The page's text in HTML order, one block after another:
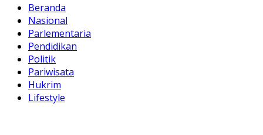
Beranda
Nasional
Parlementaria
Pendidikan
Politik
Pariwisata
Hukrim
Lifestyle